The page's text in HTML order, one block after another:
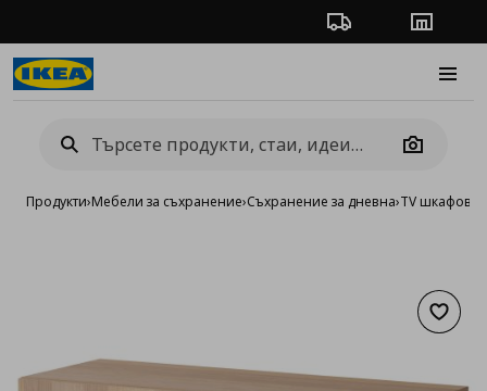
Проследяване на
Camera
Продукти›Мебели за съхранение›Съхранение за дневна›TV шкафове